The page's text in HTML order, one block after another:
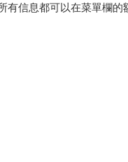
有信息都可以在菜單欄的